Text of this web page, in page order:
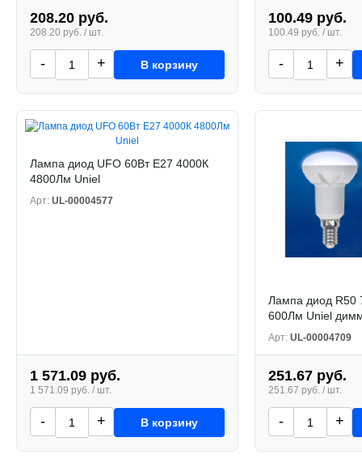
208.20 руб.
208.20 руб. / шт.
- + В корзину
100.49 руб.
100.49 руб. / шт.
- +
Лампа диод UFO 60Вт Е27 4000К
4800Лм Uniel
Арт: UL-00004577
1 571.09 руб.
1 571.09 руб. / шт.
- + В корзину
Лампа диод R50
600Лм Uniel
Арт: UL-00004709
251.67 руб.
251.67 руб. / шт.
- +